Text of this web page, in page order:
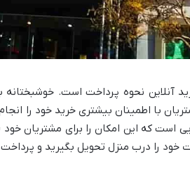
آنلاین نحوه پرداخت است.
با اطمینان بیشتری خرید خود را
است که این امکان را برای مشتریان
خود را درب منزل تحویل بگیرید و